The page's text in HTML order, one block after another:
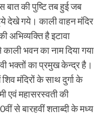
की पुष्टि तब हुई जब
गये। काली वाहन मंदिर
अभिव्यक्ति है इटावा
भवन का नाम दिया गया
भक्तों का प्रमुख केन्द्र है।
मंदिरों के साथ दुर्गा के
एवं महासरस्वती की
से बारहवीं शताब्दी के मध्य